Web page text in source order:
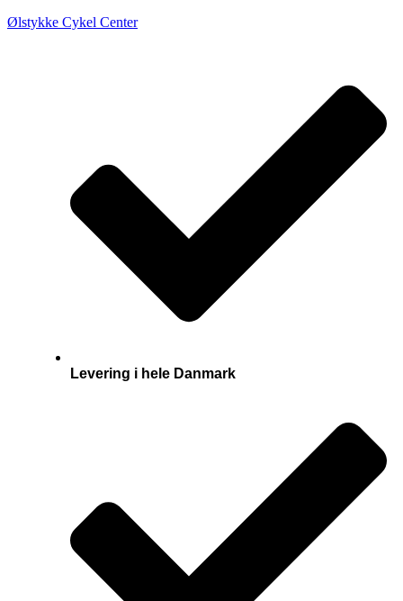
Ølstykke Cykel Center
Levering i hele Danmark